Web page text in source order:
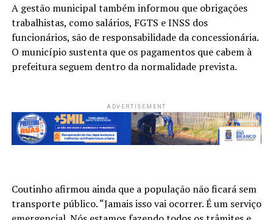
A gestão municipal também informou que obrigações
trabalhistas, como salários, FGTS e INSS dos
funcionários, são de responsabilidade da concessionária.
O município sustenta que os pagamentos que cabem à
prefeitura seguem dentro da normalidade prevista.
ADVERTISEMENT
Coutinho afirmou ainda que a população não ficará sem
transporte público. “Jamais isso vai ocorrer. É um serviço